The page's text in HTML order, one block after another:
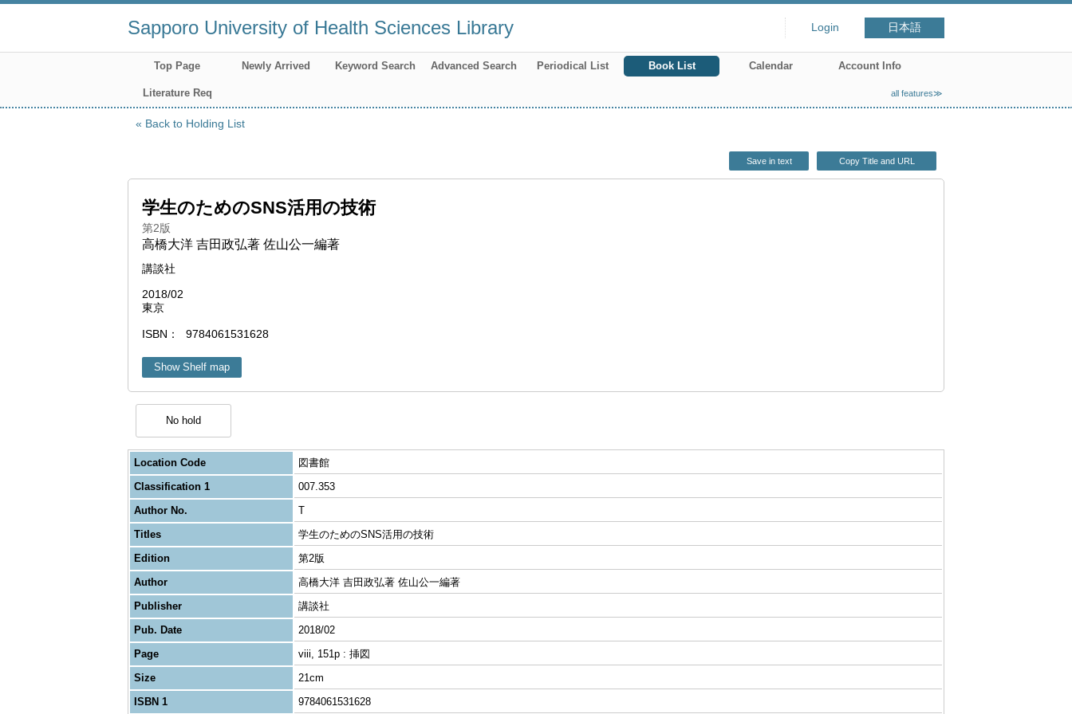
Sapporo University of Health Sciences Library Login 日本語
Top Page Newly Arrived Keyword Search Advanced Search Periodical List Book List Calendar Account Info
Literature Req all features≫
Back to Holding List
Save in text Copy Title and URL
学生のためのSNS活用の技術
第2版
高橋大洋 吉田政弘著 佐山公一編著
講談社
2018/02
東京
ISBN 9784061531628
Show Shelf map
No hold
Location Code
図書館
Classification 1
007.353
Author No.
T
Titles
学生のためのSNS活用の技術
Edition
第2版
Author
高橋大洋 吉田政弘著 佐山公一編著
Publisher
講談社
Pub. Date
2018/02
Page
viii, 151p : 挿図
Size
21cm
ISBN 1
9784061531628